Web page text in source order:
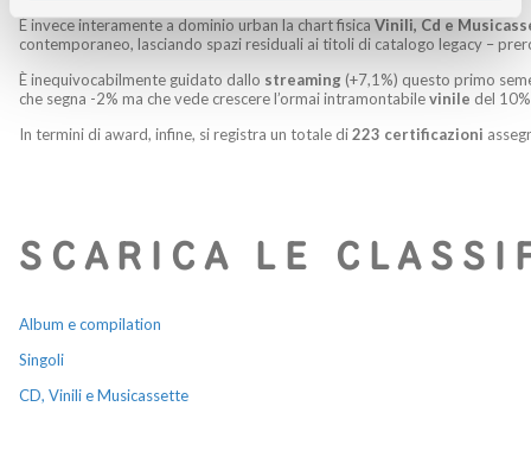
È invece interamente a dominio urban la chart fisica Vinili, Cd e
contemporaneo, lasciando spazi residuali ai titoli di catalogo legacy –
È inequivocabilmente guidato dallo streaming(+7,1%) questo primo
che segna -2% ma che vede crescere l’ormai intramontabilevinile del
In termini di award, infine, si registra un totale di223 certificazioni
SCARICA LE
Album e compilation
Singoli
CD, Vinili e Musicassette